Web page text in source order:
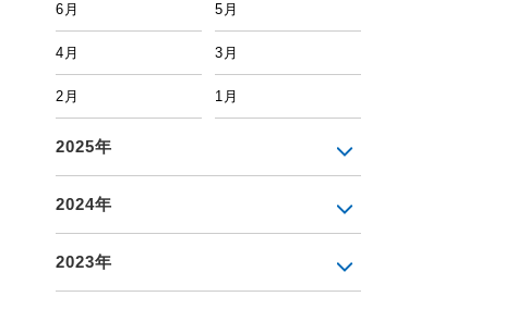
6月 5月
4月 3月
2月 1月
2025年
2024年
2023年